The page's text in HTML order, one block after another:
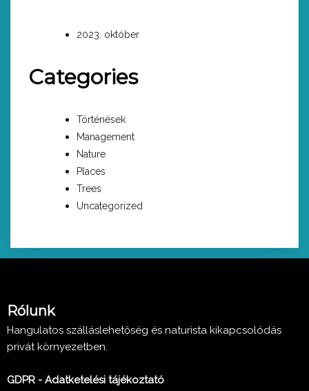
2023. október
Categories
Történések
Management
Nature
Places
Trees
Uncategorized
Rólunk
Hangulatos szálláslehetőség és naturista kikapcsolódás
privát környezetben.
GDPR - Adatketelési tájékoztató